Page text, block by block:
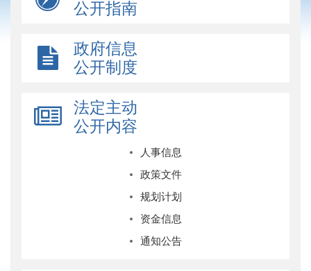
公开指南
政府信息
公开制度
法定主动
公开内容
人事信息
政策文件
规划计划
资金信息
通知公告